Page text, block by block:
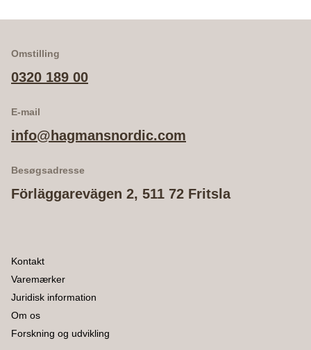
Omstilling
0320 189 00
E-mail
info@hagmansnordic.com
Besøgsadresse
Förläggarevägen 2, 511 72 Fritsla
Kontakt
Varemærker
Juridisk information
Om os
Forskning og udvikling